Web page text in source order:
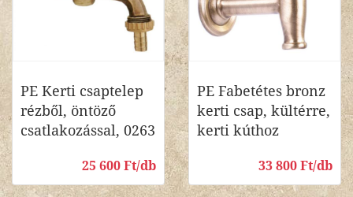
PE Kerti csaptelep
rézből, öntöző
csatlakozással, 0263
25 600 Ft/db
PE Fabetétes bronz
kerti csap, kültérre,
kerti kúthoz
33 800 Ft/db